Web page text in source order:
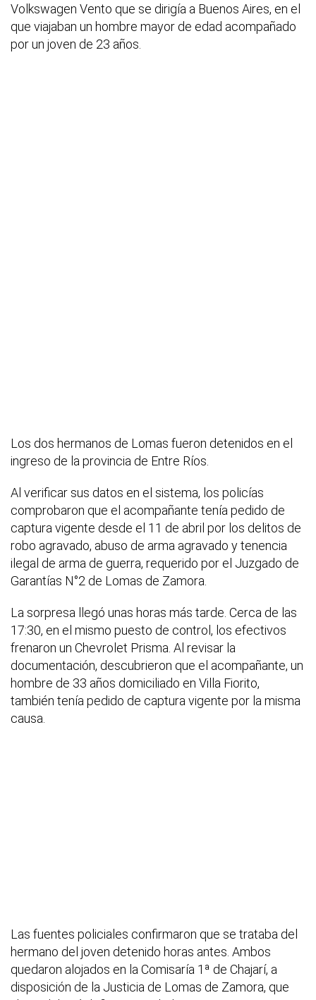
Volkswagen Vento que se dirigía a Buenos Aires, en el
que viajaban un hombre mayor de edad acompañado
por un joven de 23 años.
Los dos hermanos de Lomas fueron detenidos en el
ingreso de la provincia de Entre Ríos.
Al verificar sus datos en el sistema, los policías
comprobaron que el acompañante tenía pedido de
captura vigente desde el 11 de abril por los delitos de
robo agravado, abuso de arma agravado y tenencia
ilegal de arma de guerra, requerido por el Juzgado de
Garantías N°2 de Lomas de Zamora.
La sorpresa llegó unas horas más tarde. Cerca de las
17:30, en el mismo puesto de control, los efectivos
frenaron un Chevrolet Prisma. Al revisar la
documentación, descubrieron que el acompañante, un
hombre de 33 años domiciliado en Villa Fiorito,
también tenía pedido de captura vigente por la misma
causa.
Las fuentes policiales confirmaron que se trataba del
hermano del joven detenido horas antes. Ambos
quedaron alojados en la Comisaría 1ª de Chajarí, a
disposición de la Justicia de Lomas de Zamora, que